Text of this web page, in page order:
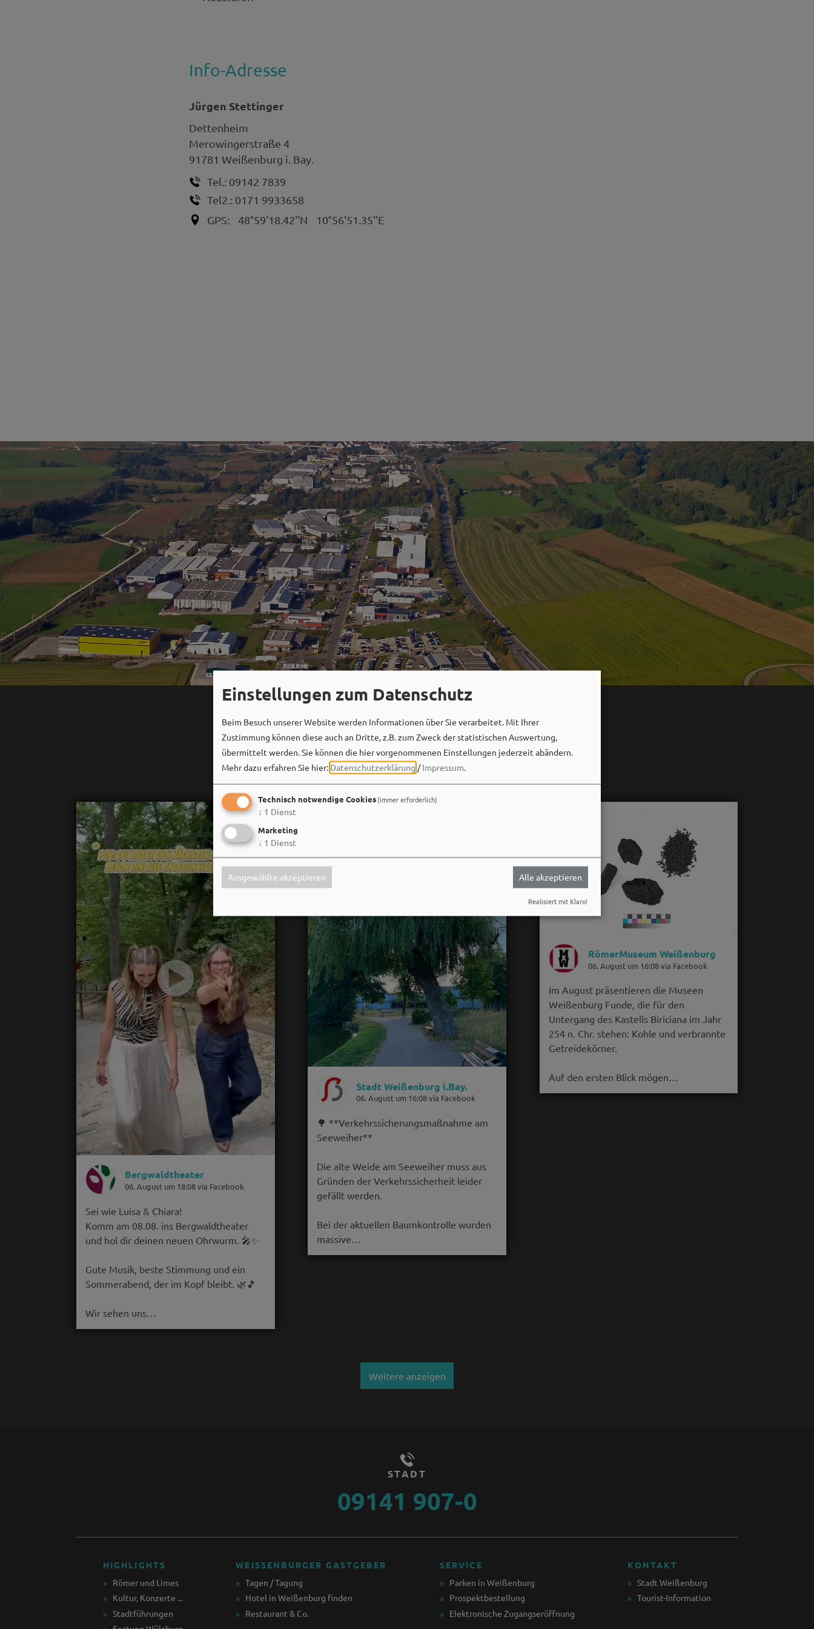
Info-Adresse
Jürgen Stettinger
Dettenheim
Merowingerstraße 4
91781 Weißenburg i. Bay.
Tel.: 09142 7839
Tel2.: 0171 9933658
GPS:
48°59'18.42''N 10°56'51.35''E
Social Media
Bergwaldtheater
06. August um 18:08 via Facebook
Sei wie Luisa & Chiara!
Komm am 08.08. ins Bergwaldtheater
und hol dir deinen neuen Ohrwurm. 🎤✨
Gute Musik, beste Stimmung und ein
Sommerabend, der im Kopf bleibt. 🌿🎵
Wir sehen uns…
Stadt Weißenburg i.Bay.
06. August um 16:08 via Facebook
🌳 **Verkehrssicherungsmaßnahme am
Seeweiher**
Die alte Weide am Seeweiher muss aus
Gründen der Verkehrssicherheit leider
gefällt werden.
Bei der aktuellen Baumkontrolle wurden
massive…
RömerMuseum Weißenburg
06. August um 16:08 via Facebook
Im August präsentieren die Museen
Weißenburg Funde, die für den
Untergang des Kastells Biriciana im Jahr
254 n. Chr. stehen: Kohle und verbrannte
Getreidekörner.
Auf den ersten Blick mögen…
Weitere anzeigen
STADT
09141 907-0
HIGHLIGHTS
Römer und Limes
Kultur, Konzerte ...
Stadtführungen
WEISSENBURGER GASTGEBER
Tagen / Tagung
Hotel in Weißenburg finden
Restaurant & Co.
SERVICE
Parken in Weißenburg
Prospektbestellung
Elektronische Zugangseröffnung
KONTAKT
Stadt Weißenburg
Tourist-Information
Einstellungen zum Datenschutz
Beim Besuch unserer Website werden Informationen über Sie verarbeitet. Mit Ihrer
Zustimmung können diese auch an Dritte, z.B. zum Zweck der statistischen Auswertung,
übermittelt werden. Sie können die hier vorgenommenen Einstellungen jederzeit abändern.
Mehr dazu erfahren Sie hier: Datenschutzerklärung /Impressum.
Technisch notwendige Cookies(immer erforderlich)
↓ 1 Dienst
Marketing
↓ 1 Dienst
Ausgewählte akzeptieren Alle akzeptieren
Realisiert mit Klaro!